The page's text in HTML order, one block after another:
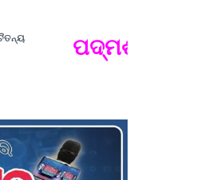
ପଦ୍ମଶ୍ରୀ